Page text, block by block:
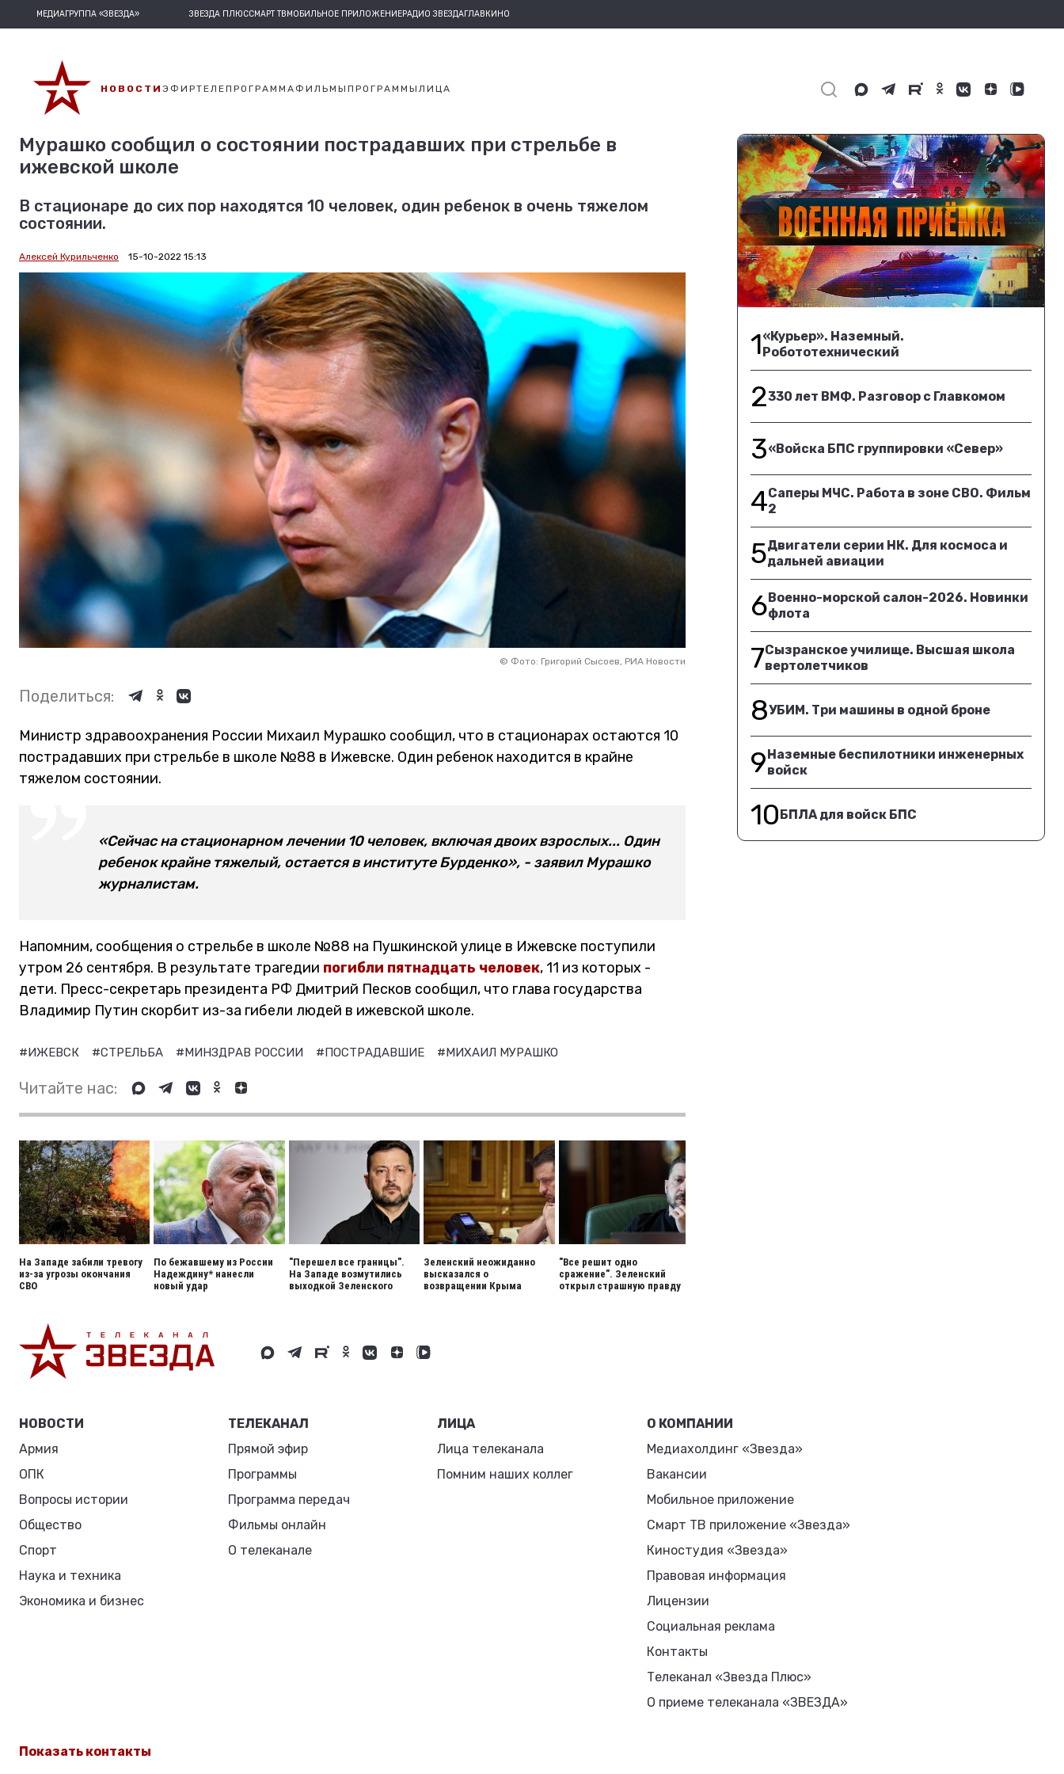
МЕДИАГРУППА «ЗВЕЗДА» ЗВЕЗДА ПЛЮССМАРТ ТВМОБИЛЬНОЕ ПРИЛОЖЕНИЕРАДИО ЗВЕЗДАГЛАВКИНО
НОВОСТИ ЭФИРТЕЛЕПРОГРАММАФИЛЬМЫ ПРОГРАММЫ ЛИЦА
Мурашко сообщил о состоянии пострадавших при стрельбе в
ижевской школе
В стационаре до сих пор находятся 10 человек, один ребенок в очень тяжелом
состоянии.
Алексей Курильченко 15-10-2022 15:13
© Фото: Григорий Сысоев, РИА Новости
Поделиться:
Министр здравоохранения России Михаил Мурашко сообщил, что в стационарах остаются 10
пострадавших при стрельбе в школе №88 в Ижевске. Один ребенок находится в крайне
тяжелом состоянии.
«Сейчас на стационарном лечении 10 человек, включая двоих взрослых... Один
ребенок крайне тяжелый, остается в институте Бурденко», - заявил Мурашко
журналистам.
Напомним, сообщения о стрельбе в школе №88 на Пушкинской улице в Ижевске поступили
утром 26 сентября. В результате трагедии погибли пятнадцать человек, 11 из которых -
дети. Пресс-секретарь президента РФ Дмитрий Песков сообщил, что глава государства
Владимир Путин скорбит из-за гибели людей в ижевской школе.
#ИЖЕВСК #СТРЕЛЬБА #МИНЗДРАВ РОССИИ #ПОСТРАДАВШИЕ #МИХАИЛ МУРАШКО
Читайте нас:
На Западе забили тревогу
из-за угрозы окончания
СВО
По бежавшему из России
Надеждину* нанесли
новый удар
"Перешел все границы".
На Западе возмутились
выходкой Зеленского
Зеленский неожиданно
высказался о
возвращении Крыма
"Все решит одно
сражение". Зеленский
открыл страшную правду
1«Курьер». Наземный.
Робототехнический
2330 лет ВМФ. Разговор с Главкомом
3«Войска БПС группировки «Север»
4Саперы МЧС. Работа в зоне СВО. Фильм
2
5Двигатели серии НК. Для космоса и
дальней авиации
6Военно-морской салон-2026. Новинки
флота
7Сызранское училище. Высшая школа
вертолетчиков
8УБИМ. Три машины в одной броне
9Наземные беспилотники инженерных
войск
10БПЛА для войск БПС
НОВОСТИ
Армия
ОПК
Вопросы истории
Общество
Спорт
Наука и техника
Экономика и бизнес
ТЕЛЕКАНАЛ
Прямой эфир
Программы
Программа передач
Фильмы онлайн
О телеканале
ЛИЦА
Лица телеканала
Помним наших коллег
О КОМПАНИИ
Медиахолдинг «Звезда»
Вакансии
Мобильное приложение
Смарт ТВ приложение «Звезда»
Киностудия «Звезда»
Правовая информация
Лицензии
Социальная реклама
Контакты
Телеканал «Звезда Плюс»
О приеме телеканала «ЗВЕЗДА»
Показать контакты